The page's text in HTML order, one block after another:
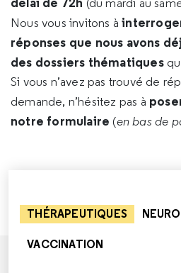
Nous vous invitons à
réponses que nous avons
des dossiers thématiques
Si vous n’avez pas trouvé de
demande, n’hésitez pas à
notre formulaire (en bas de
THÉRAPEUTIQUES
VACCINATION